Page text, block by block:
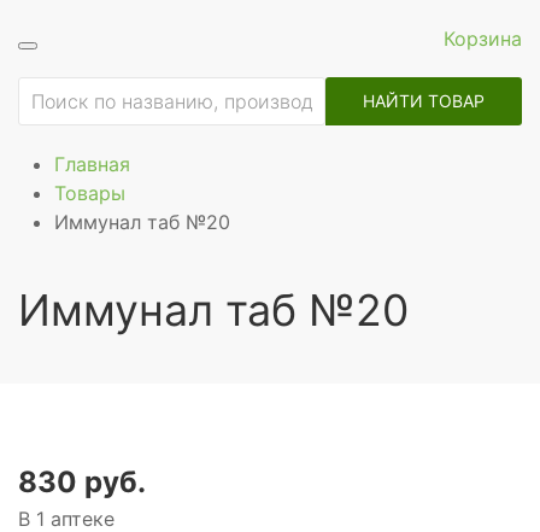
Корзина
НАЙТИ ТОВАР
Главная
Товары
Иммунал таб №20
Иммунал таб №20
830 руб.
В 1 аптеке